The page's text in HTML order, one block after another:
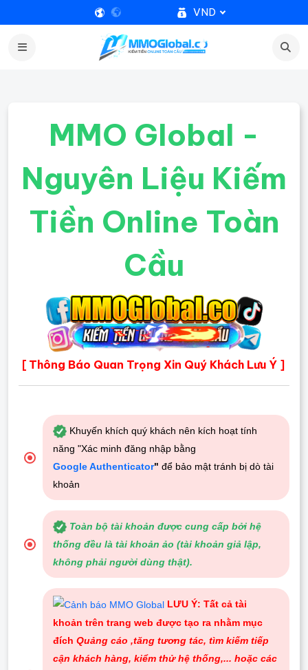
VND
MMO Global -
Nguyên Liệu Kiếm
Tiền Online Toàn
Cầu
[ Thông Báo Quan Trọng Xin Quý Khách Lưu Ý ]
Khuyến khích quý khách nên kích hoạt tính
năng "Xác minh đăng nhập bằng
Google Authenticator" để bảo mật tránh bị dò tài
khoản
Toàn bộ tài khoản được cung cấp bởi hệ
thống đều là tài khoản ảo (tài khoản giả lập,
không phải người dùng thật).
LƯU Ý: Tất cả tài
khoản trên trang web được tạo ra nhằm mục
đích Quảng cáo ,tăng tương tác, tìm kiếm tiếp
cận khách hàng, kiểm thử hệ thống,... hoặc các